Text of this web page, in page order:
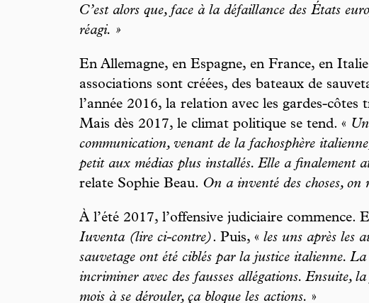
C’est alors que, face à la défaillance des États
réagi. »
En Allemagne, en Espagne, en France, en
associations sont créées, des bateaux de
l’année 2016, la relation avec les gardes-côtes
Mais dès 2017, le climat politique se tend. «
communication, venant de la fachosphère
petit aux médias plus installés. Elle a finalement
relate Sophie Beau. On a inventé des choses, on
À l’été 2017, l’offensive judiciaire commence.
Iuventa (lire ci-contre). Puis, « les uns après les
sauvetage ont été ciblés par la justice italienne.
incriminer avec des fausses allégations. Ensuite,
mois à se dérouler, ça bloque les actions. »